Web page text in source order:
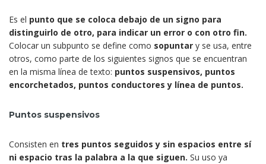
Es el punto que se coloca debajo de un signo para
distinguirlo de otro, para indicar un error o con otro fin.
Colocar un subpunto se define como sopuntar y se usa, entre
otros, como parte de los siguientes signos que se encuentran
en la misma línea de texto: puntos suspensivos, puntos
encorchetados, puntos conductores y línea de puntos.
Puntos suspensivos
Consisten en tres puntos seguidos y sin espacios entre sí
ni espacio tras la palabra a la que siguen. Su uso ya